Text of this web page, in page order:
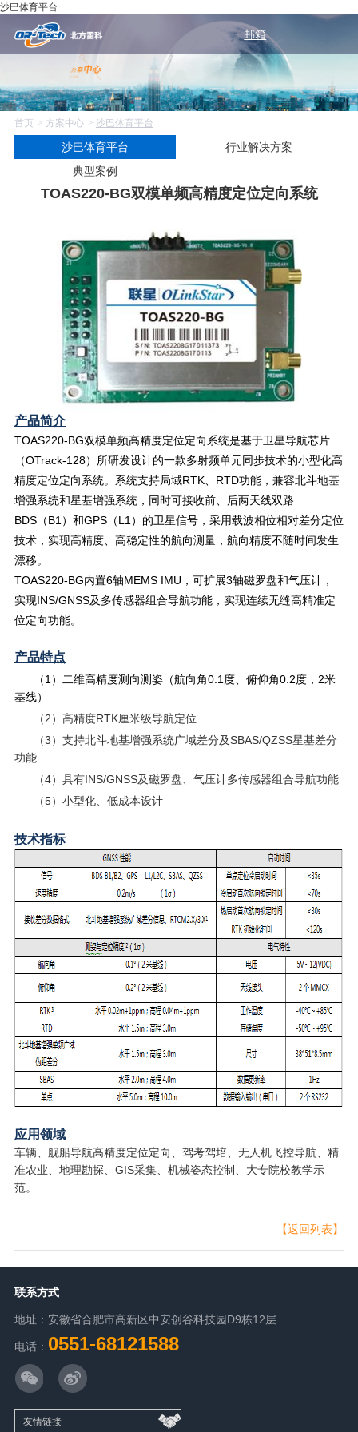
沙巴体育平台
邮箱
首页 方案中心 沙巴体育平台
沙巴体育平台
行业解决方案
典型案例
TOAS220-BG双模单频高精度定位定向系统
产品简介
TOAS220-BG双模单频高精度定位定向系统是基于卫星导航芯片
（OTrack-128）所研发设计的一款多射频单元同步技术的小型化高
精度定位定向系统。系统支持局域RTK、RTD功能，兼容北斗地基
增强系统和星基增强系统，同时可接收前、后两天线双路
BDS（B1）和GPS（L1）的卫星信号，采用载波相位相对差分定位
技术，实现高精度、高稳定性的航向测量，航向精度不随时间发生
漂移。
TOAS220-BG内置6轴MEMS IMU，可扩展3轴磁罗盘和气压计，
实现INS/GNSS及多传感器组合导航功能，实现连续无缝高精准定
位定向功能。
产品特点
（1）二维高精度测向测姿（航向角0.1度、俯仰角0.2度，2米
基线）
（2）高精度RTK厘米级导航定位
（3）支持北斗地基增强系统广域差分及SBAS/QZSS星基差分
功能
（4）具有INS/GNSS及磁罗盘、气压计多传感器组合导航功能
（5）小型化、低成本设计
技术指标
应用领域
车辆、舰船导航高精度定位定向
驾考驾培、无人机飞控导航、精
准农业、地理勘探、GIS采集、机械姿态控制、大专院校教学示
范。
【返回列表】
联系方式
地址：安徽省合肥市高新区中安创谷科技园D9栋12层
电话： 0551-68121588